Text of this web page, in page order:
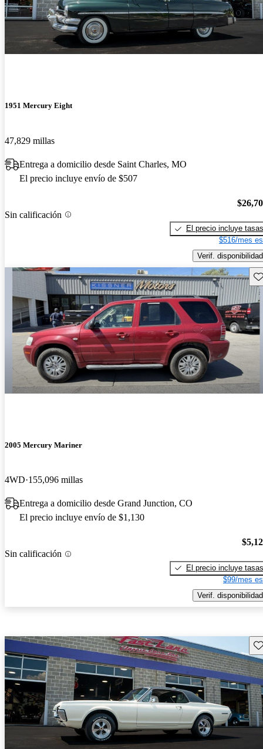
1951 Mercury Eight
47,829 millas
Entrega a domicilio desde Saint Charles, MO
El precio incluye envío de $507
Sin calificación
El precio incluye tasas
$516/mes
Verif. disponibilidad
2005 Mercury Mariner
4WD 155,096 millas
Entrega a domicilio desde Grand Junction, CO
El precio incluye envío de $1,130
Sin calificación
El precio incluye tasas
$99/mes
Verif. disponibilidad